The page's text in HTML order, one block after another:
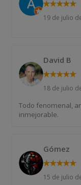
★★★★★
19 de julio
David B
★★★★★
18 de julio
Todo fenomenal,
inmejorable.
Gómez
★★★★★
15 de julio